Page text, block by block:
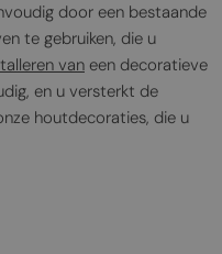
door een bestaande
te gebruiken, die u
van een decoratieve
en u versterkt de
houtdecoraties, die u